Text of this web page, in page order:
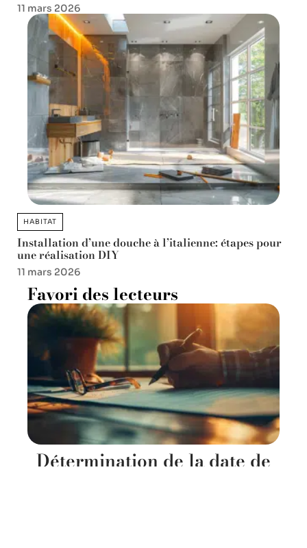
11 mars 2026
HABITAT
Installation d’une douche à l’italienne: étapes pour
une réalisation DIY
11 mars 2026
Favori des lecteurs
Détermination de la date de